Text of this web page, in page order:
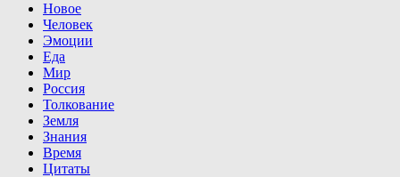
Новое
Человек
Эмоции
Еда
Мир
Россия
Толкование
Земля
Знания
Время
Цитаты